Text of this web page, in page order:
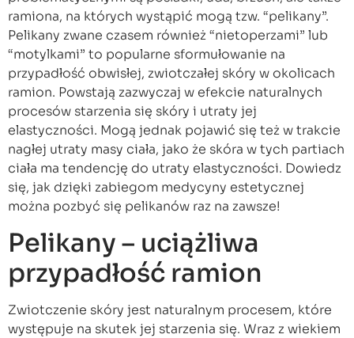
ramiona, na których wystąpić mogą tzw. “pelikany”.
Pelikany zwane czasem również “nietoperzami” lub
“motylkami” to popularne sformułowanie na
przypadłość obwisłej, zwiotczałej skóry w okolicach
ramion. Powstają zazwyczaj w efekcie naturalnych
procesów starzenia się skóry i utraty jej
elastyczności. Mogą jednak pojawić się też w trakcie
nagłej utraty masy ciała, jako że skóra w tych partiach
ciała ma tendencję do utraty elastyczności. Dowiedz
się, jak dzięki zabiegom medycyny estetycznej
można pozbyć się pelikanów raz na zawsze!
Pelikany – uciążliwa
przypadłość ramion
Zwiotczenie skóry jest naturalnym procesem, które
występuje na skutek jej starzenia się. Wraz z wiekiem